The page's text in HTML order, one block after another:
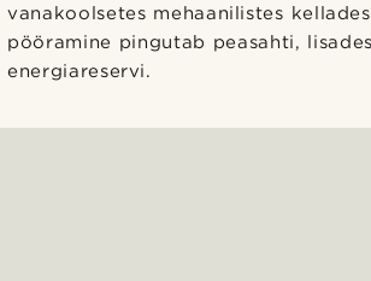
vanakoolsetes mehaanilistes
pööramine pingutab peasahti,
energiareservi.